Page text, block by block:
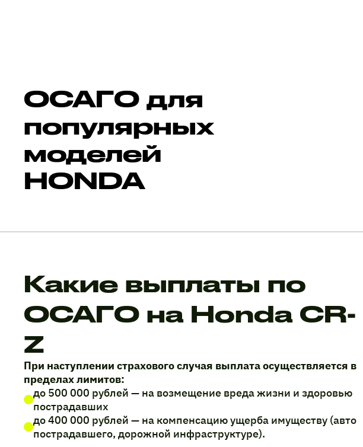
ОСАГО для
популярных
моделей
HONDA
Какие выплаты по
ОСАГО на Honda CR-
Z
При наступлении страхового случая выплата осуществляется в
пределах лимитов:
до 500 000 рублей — на возмещение вреда жизни и здоровью
пострадавших
до 400 000 рублей — на компенсацию ущерба имуществу (авто
пострадавшего, дорожной инфраструктуре).